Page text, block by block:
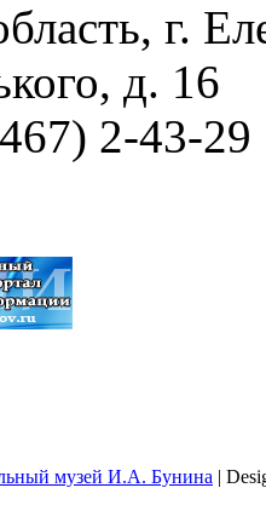
г.
д. 16
2-43-29
музей И.А. Бунина |